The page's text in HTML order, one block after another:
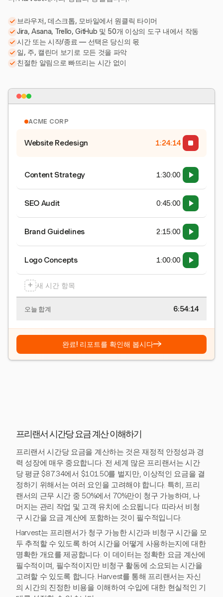
브라우저, 데스크톱, 모바일에서 원클릭 타이머
Jira, Asana, Trello, GitHub 및 50개 이상의 도구 내에서 작동
시간 또는 시작/종료 — 선택은 당신의 몫
일, 주, 캘린더 보기로 모든 것을 파악
친절한 알림으로 빠뜨리는 시간 없이
ACME CORP
Website Redesign 1:24:15
Content Strategy 1:30:00
SEO Audit 0:45:00
Brand Guidelines 2:15:00
Logo Concepts 1:00:00
+ 새 시간 항목
오늘 합계 6:54:15
완료! 리포트를 확인해 봅시다→
프리랜서 시간당 요금 계산 이해하기
프리랜서 시간당 요금을 계산하는 것은 재정적 안정성과 경
력 성장에 매우 중요합니다. 전 세계 많은 프리랜서는 시간
당 평균 $87.34에서 $101.50를 벌지만, 이상적인 요금을 결
정하기 위해서는 여러 요인을 고려해야 합니다. 특히, 프리
랜서의 근무 시간 중 50%에서 70%만이 청구 가능하며, 나
머지는 관리 작업 및 고객 유치에 소요됩니다. 따라서 비청
구 시간을 요금 계산에 포함하는 것이 필수적입니다.
Harvest는 프리랜서가 청구 가능한 시간과 비청구 시간을 모
두 추적할 수 있도록 하여 시간을 어떻게 사용하는지에 대한
명확한 개요를 제공합니다. 이 데이터는 정확한 요금 계산에
필수적이며, 필수적이지만 비청구 활동에 소요되는 시간을
고려할 수 있도록 합니다. Harvest를 통해 프리랜서는 자신
의 시간의 진정한 비용을 이해하여 수입에 대한 현실적인 기